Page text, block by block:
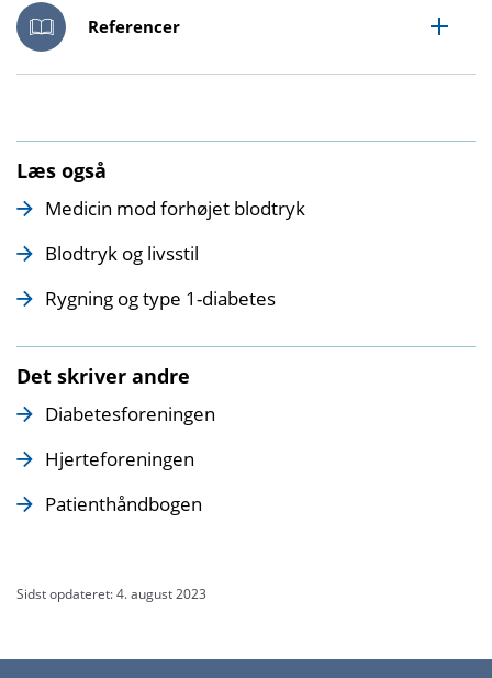
Referencer
Læs også
Medicin mod forhøjet blodtryk
Blodtryk og livsstil
Rygning og type 1-diabetes
Det skriver andre
Diabetesforeningen
Hjerteforeningen
Patienthåndbogen
Sidst opdateret: 4. august 2023